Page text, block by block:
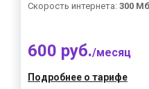
Скорость интернета: 300
600 руб./месяц
Подробнее о тарифе